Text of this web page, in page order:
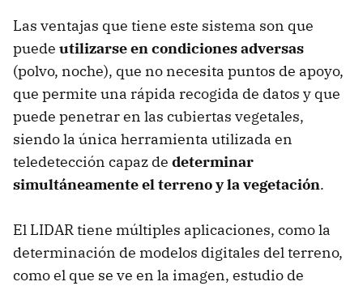
Las ventajas que tiene este sistema son que
puede utilizarse en condiciones adversas
(polvo, noche), que no necesita puntos de apoyo,
que permite una rápida recogida de datos y que
puede penetrar en las cubiertas vegetales,
siendo la única herramienta utilizada en
teledetección capaz de determinar
simultáneamente el terreno y la vegetación.
El LIDAR tiene múltiples aplicaciones, como la
determinación de modelos digitales del terreno,
como el que se ve en la imagen, estudio de